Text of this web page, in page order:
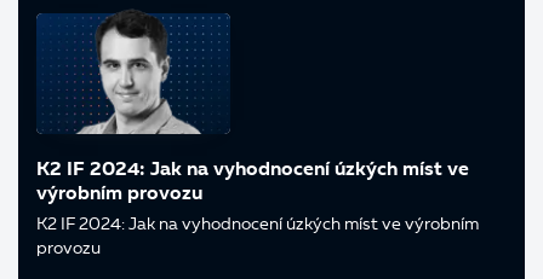
K2 IF 2024: Jak na vyhodnocení úzkých míst ve
výrobním provozu
K2 IF 2024: Jak na vyhodnocení úzkých míst ve výrobním
provozu